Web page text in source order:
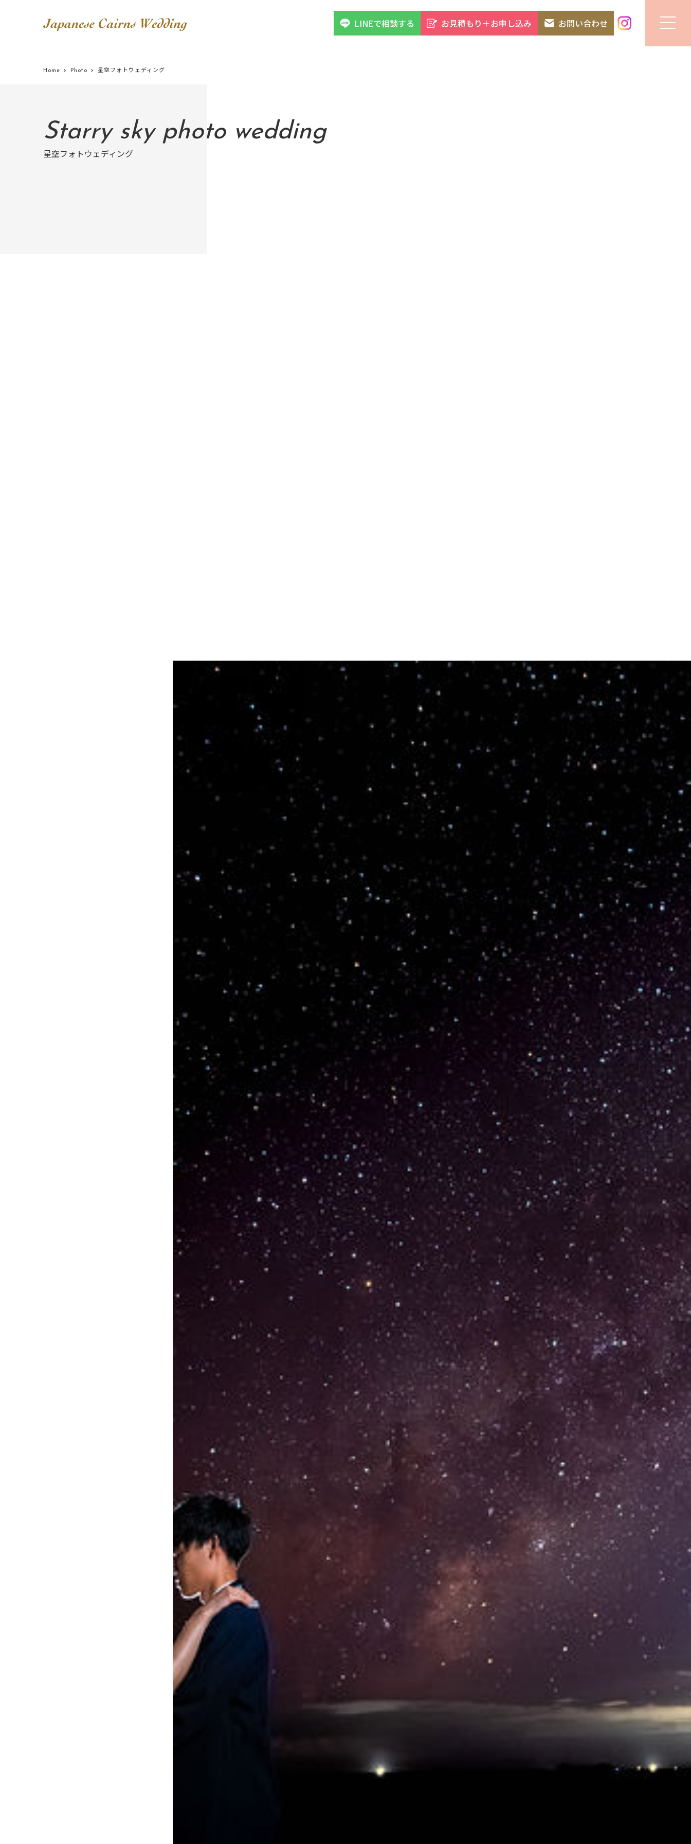
LINEで相談する お見積もり＋お申し込み お問い合わせ
Home Photo 星空フォトウェディング
Starry sky photo wedding
星空フォトウェディング